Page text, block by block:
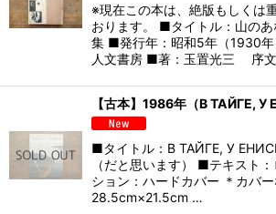
※現在この本は、絶版もしくは
おります。 ■タイトル：山の
集 ■発行年：昭和5年（1930年
人文書房 ■著：玉置光三 序
【古本】1986年（В ТАЙГЕ, У
■タイトル：В ТАЙГЕ, У
（だと思います） ■テキスト
ション：ハードカバー ＊カバ
28.5cm×21.5cm …